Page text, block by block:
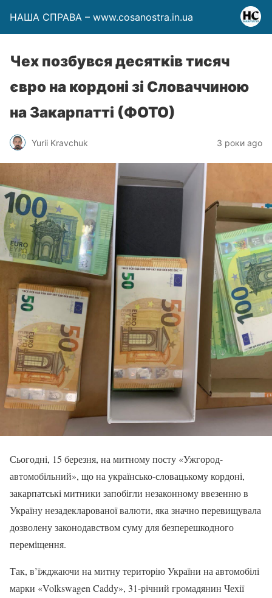
НАША СПРАВА – www.cosanostra.in.ua
Чех позбувся десятків тисяч
євро на кордоні зі Словаччиною
на Закарпатті (ФОТО)
Yurii Kravchuk 3 роки ago
Сьогодні, 15 березня, на митному посту «Ужгород-
автомобільний», що на українсько-словацькому кордоні,
закарпатські митники запобігли незаконному ввезенню в
Україну незадекларованої валюти, яка значно перевищувала
дозволену законодавством суму для безперешкодного
переміщення.
Так, в’їжджаючи на митну територію України на автомобілі
марки «Volkswagen Caddy», 31-річний громадянин Чехії